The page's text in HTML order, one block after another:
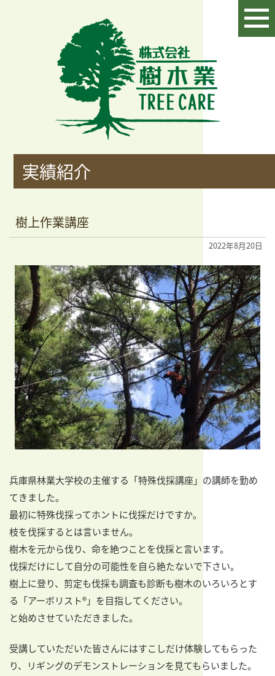
実績紹介
樹上作業講座
2022年8月20日
兵庫県林業大学校の主催する「特殊伐採講座」の講師を勤め
てきました。
最初に特殊伐採ってホントに伐採だけですか。
枝を伐採するとは言いません。
樹木を元から伐り、命を絶つことを伐採と言います。
伐採だけにして自分の可能性を自ら絶たないで下さい。
樹上に登り、剪定も伐採も調査も診断も樹木のいろいろとす
る「アーボリスト®」を目指してください。
と始めさせていただきました。
受講していただいた皆さんにはすこしだけ体験してもらった
り、リギングのデモンストレーションを見てもらいました。